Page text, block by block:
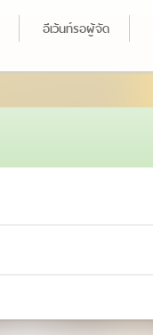
อีเว้นท์รอผู้จัด